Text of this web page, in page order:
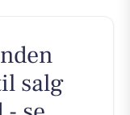
salg